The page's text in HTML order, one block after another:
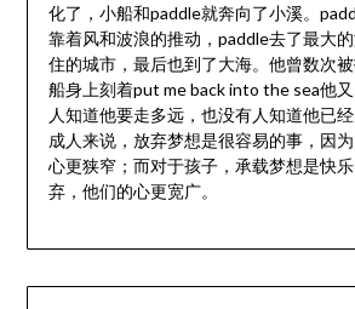
化了，小船和paddle就奔向了小溪。
靠着风和波浪的推动，paddle去了最大
住的城市，最后也到了大海。他曾数次
船身上刻着put me back into the sea他
人知道他要走多远，也没有人知道他已
成人来说，放弃梦想是很容易的事，因
心更狭窄；而对于孩子，承载梦想是快
弃，他们的心更宽广。